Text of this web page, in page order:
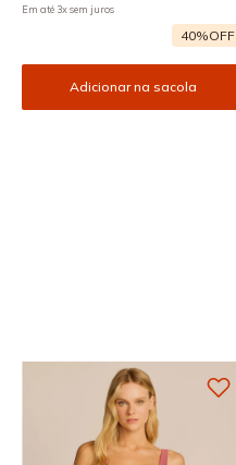
Em até 3xsem juros
40%OFF
Adicionar na sacola